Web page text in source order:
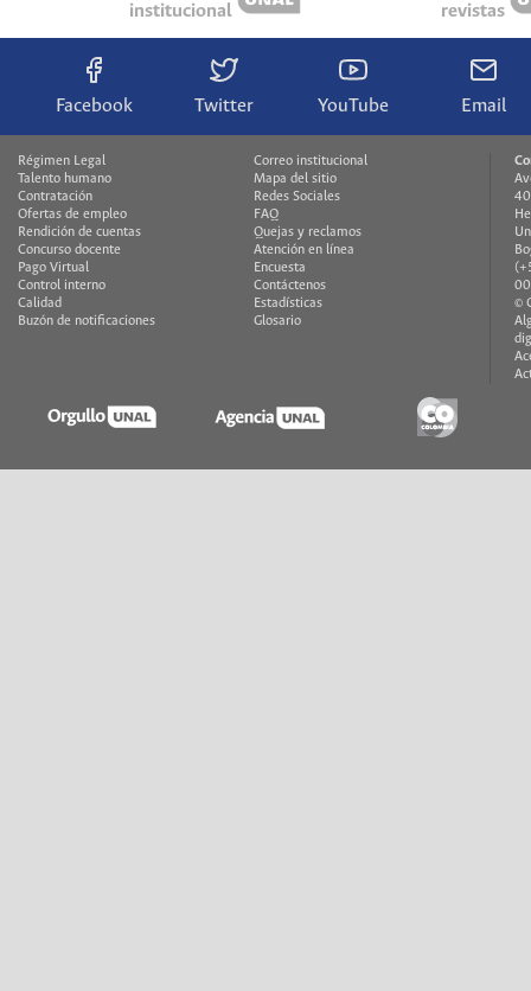
institucional revistas
Facebook Twitter YouTube Email
Régimen Legal
Talento humano
Contratación
Ofertas de empleo
Rendición de cuentas
Concurso docente
Pago Virtual
Control interno
Calidad
Buzón de notificaciones
Correo institucional
Mapa del sitio
Redes Sociales
FAQ
Quejas y reclamos
Atención en línea
Encuesta
Contáctenos
Estadísticas
Glosario
©